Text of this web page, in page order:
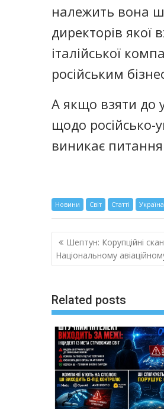
належить вона
директорів
італійської
російським
А якщо взяти до
щодо російсько-
виникає
Новини Світ Статті Україна
Навигация
по
записям
Шептун: Корупційні
Національному
Related posts